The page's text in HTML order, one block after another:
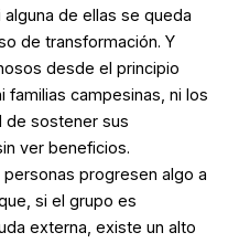
de ellas se queda
de transformación. Y
desde el principio
familias campesinas, ni los
de sostener sus
ver beneficios.
progresen algo a
si el grupo es
externa, existe un alto